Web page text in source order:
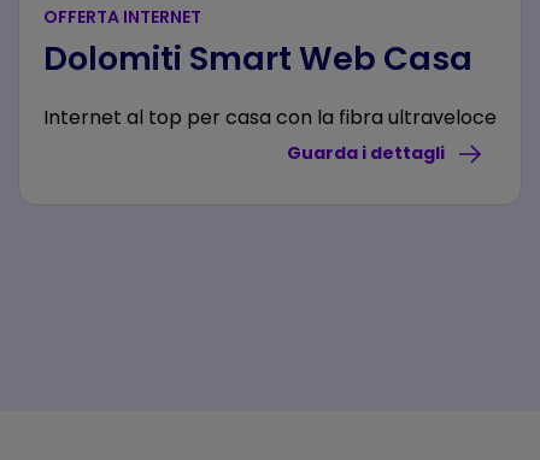
OFFERTA INTERNET
Dolomiti Smart Web Casa
Internet al top per casa con la fibra ultraveloce
Guarda i dettagli